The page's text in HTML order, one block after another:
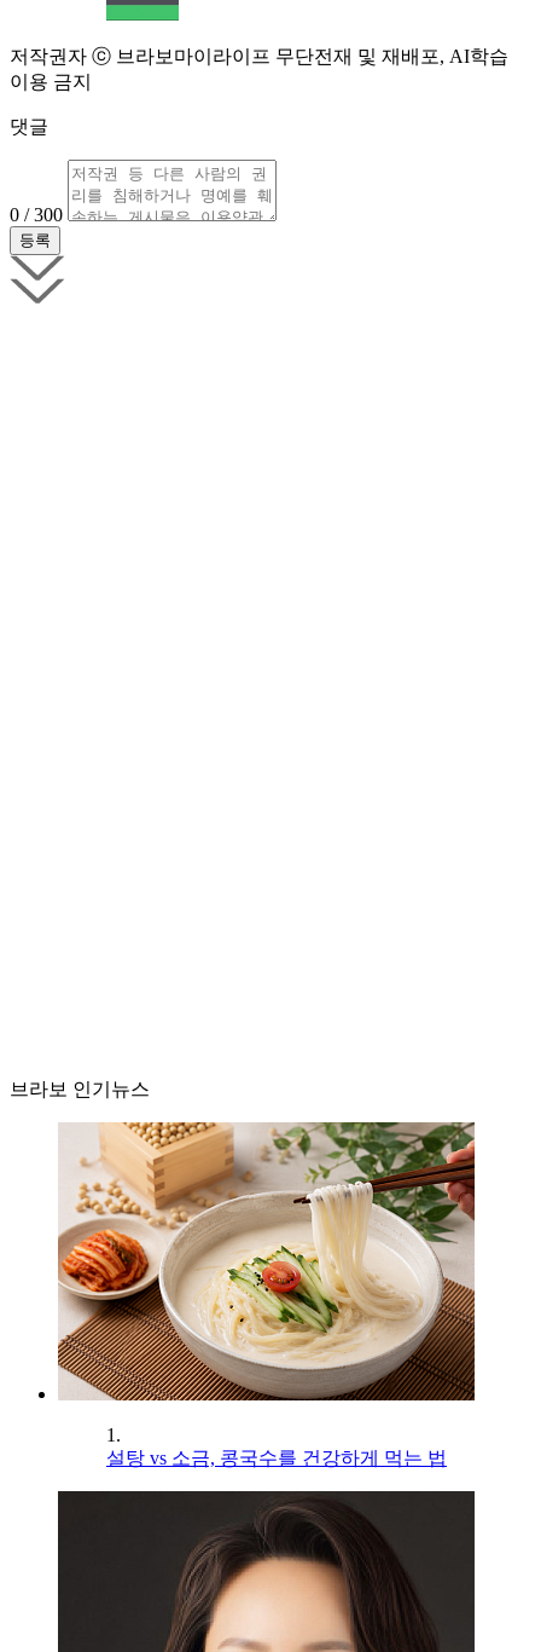
저작권자 ⓒ 브라보마이라이프 무단전재 및 재배포, AI학습
이용 금지
댓글
0 / 300
브라보 인기뉴스
1.
설탕 vs 소금, 콩국수를 건강하게 먹는 법